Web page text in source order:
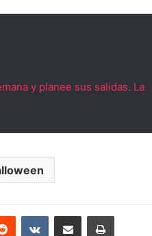
y planee sus salidas. La
Reddit VKontakte
Compartir vía Mail Print